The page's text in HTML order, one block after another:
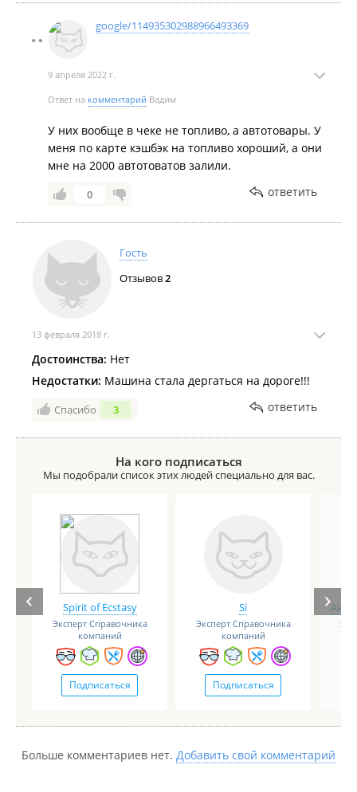
google/114935302988966493369
9 апреля 2022 г.
Ответ на комментарий Вадим
У них вообще в чеке не топливо, а автотовары. У
меня по карте кэшбэк на топливо хороший, а они
мне на 2000 автотоватов залили.
0 ответить
Гость
Отзывов2
13 февраля 2018 г.
Достоинства: Нет
Недостатки: Машина стала дергаться на дороге!!!
Спасибо 3 ответить
На кого подписаться
Мы подобрали список этих людей специально для вас.
Spirit of Ecstasy
Эксперт Справочника
компаний
Подписаться
Si
Эксперт Справочника
компаний
Подписаться
Больше комментариев нет. Добавить свой комментарий